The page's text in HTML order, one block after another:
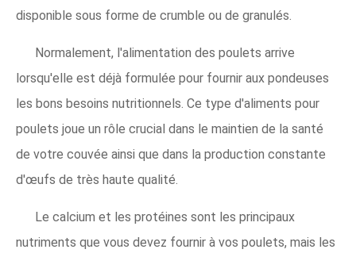
disponible sous forme de crumble ou de granulés.
Normalement, l'alimentation des poulets arrive
lorsqu'elle est déjà formulée pour fournir aux pondeuses
les bons besoins nutritionnels. Ce type d'aliments pour
poulets joue un rôle crucial dans le maintien de la santé
de votre couvée ainsi que dans la production constante
d'œufs de très haute qualité.
Le calcium et les protéines sont les principaux
nutriments que vous devez fournir à vos poulets, mais les